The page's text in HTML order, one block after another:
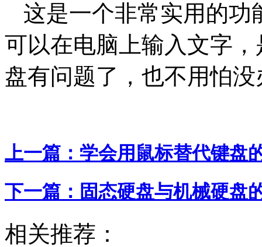
这是一个非常实用的功
可以在电脑上输入文字
盘有问题了，也不用怕
上一篇： 学会用鼠标替代键盘
下一篇： 固态硬盘与机械硬盘
相关推荐：